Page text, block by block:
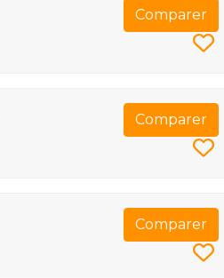
Comparer
Comparer
Comparer